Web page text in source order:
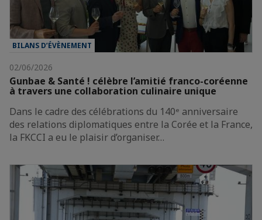
BILANS D’ÉVÈNEMENT
02/06/2026
Gunbae & Santé ! célèbre l’amitié franco-coréenne
à travers une collaboration culinaire unique
Dans le cadre des célébrations du 140ᵉ anniversaire
des relations diplomatiques entre la Corée et la France,
la FKCCI a eu le plaisir d’organiser…